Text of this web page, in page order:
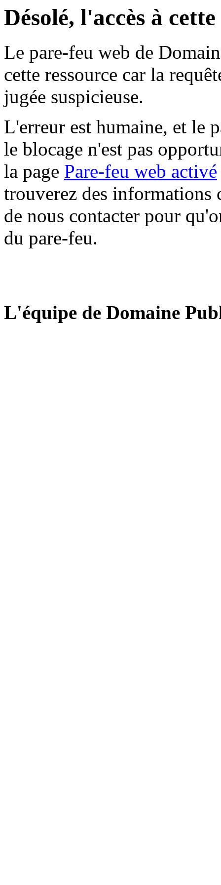
Désolé, l'accès à
Le pare-feu web de
cette ressource car la
jugée suspicieuse.
L'erreur est humaine, et le
le blocage n'est pas
la page Pare-feu web activé
trouverez des informations
de nous contacter pour
du pare-feu.
L'équipe de Domaine